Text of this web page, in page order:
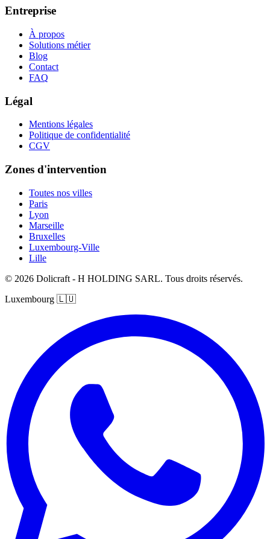
Entreprise
À propos
Solutions métier
Blog
Contact
FAQ
Légal
Mentions légales
Politique de confidentialité
CGV
Zones d'intervention
Toutes nos villes
Paris
Lyon
Marseille
Bruxelles
Luxembourg-Ville
Lille
© 2026 Dolicraft - H HOLDING SARL. Tous droits réservés.
Luxembourg 🇱🇺